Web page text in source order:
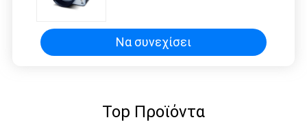
Να συνεχίσει
Top Προϊόντα